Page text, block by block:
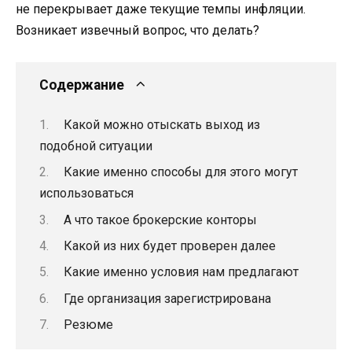
не перекрывает даже текущие темпы инфляции.
Возникает извечный вопрос, что делать?
Содержание
Какой можно отыскать выход из
подобной ситуации
Какие именно способы для этого могут
использоваться
А что такое брокерские конторы
Какой из них будет проверен далее
Какие именно условия нам предлагают
Где организация зарегистрирована
Резюме